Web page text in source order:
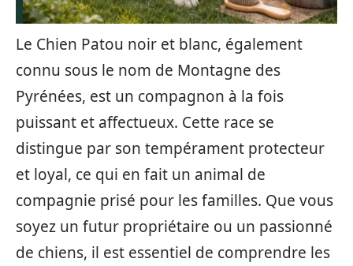
Le Chien Patou noir et blanc, également
connu sous le nom de Montagne des
Pyrénées, est un compagnon à la fois
puissant et affectueux. Cette race se
distingue par son tempérament protecteur
et loyal, ce qui en fait un animal de
compagnie prisé pour les familles. Que vous
soyez un futur propriétaire ou un passionné
de chiens, il est essentiel de comprendre les